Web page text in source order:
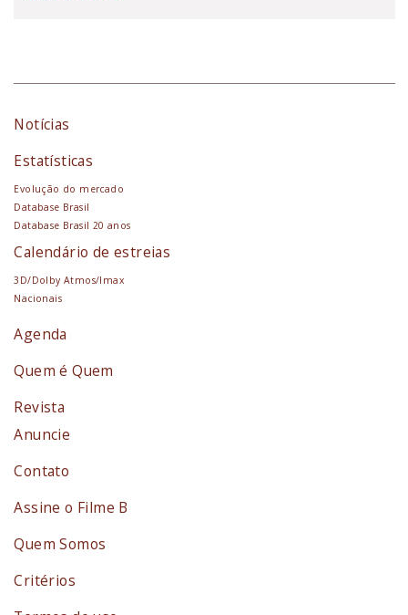
Notícias
Estatísticas
Evolução do mercado
Database Brasil
Database Brasil 20 anos
Calendário de estreias
3D/Dolby Atmos/Imax
Nacionais
Agenda
Quem é Quem
Revista
Anuncie
Contato
Assine o Filme B
Quem Somos
Critérios